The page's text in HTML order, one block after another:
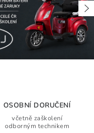
Moje objednávka
OSOBNÍ DORUČENÍ
včetně zaškolení
odborným technikem